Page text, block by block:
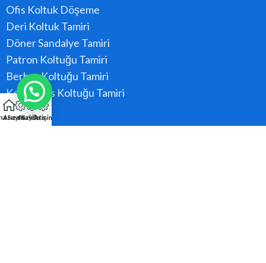
Ofis Koltuk Döşeme
Deri Koltuk Tamiri
Döner Sandalye Tamiri
Patron Koltuğu Tamiri
Berber Koltuğu Tamiri
Konferans Koltuğu Tamiri
Sayfa
Arıza Kaydı
Hızlı Ara
İletişim